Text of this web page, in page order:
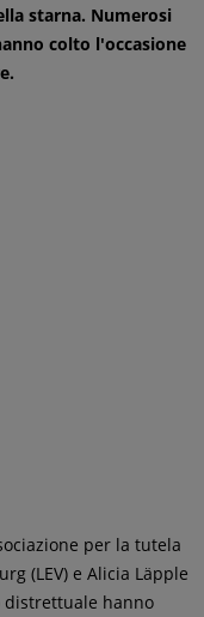
starna. Numerosi
colto l'occasione
per la tutela
(LEV) e Alicia Läpple
hanno